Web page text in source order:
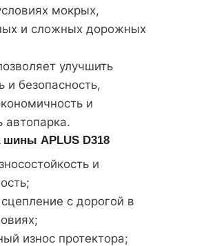
мокрых,
и сложных дорожных
улучшить
и безопасность,
и
автопарка.
шины APLUS D318
и
с дорогой в
износ протектора;